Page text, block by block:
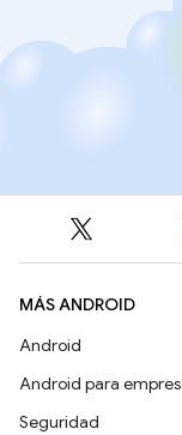
MÁS ANDROID
Android
Android para
Seguridad